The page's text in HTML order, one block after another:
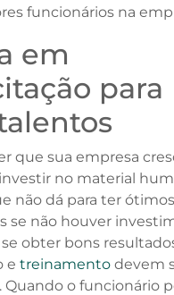
funcionários na
em
para
que sua empresa
no material
não dá para ter ótimos
se não houver
se obter bons
e treinamentodevem
Quando o funcionário